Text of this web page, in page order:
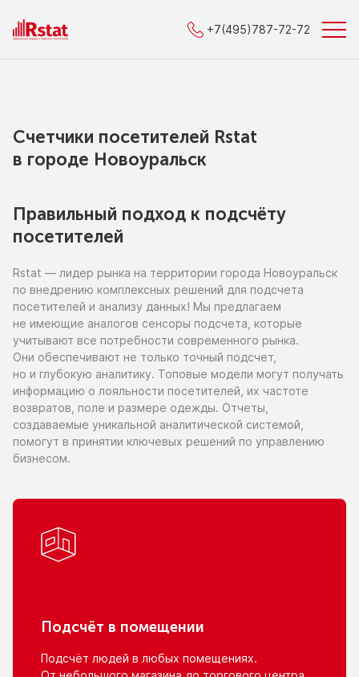
+7(495)787-72-72
Счетчики посетителей Rstat
в городe Новоуральск
Правильный подход к подсчёту
посетителей
Rstat — лидер рынка на территории города Новоуральск
по внедрению комплексных решений для подсчета
посетителей и анализу данных! Мы предлагаем
не имеющие аналогов сенсоры подсчета, которые
учитывают все потребности современного рынка.
Они обеспечивают не только точный подсчет,
но и глубокую аналитику. Топовые модели могут получать
информацию о лояльности посетителей, их частоте
возвратов, поле и размере одежды. Отчеты,
создаваемые уникальной аналитической системой,
помогут в принятии ключевых решений по управлению
бизнесом.
Подсчёт в помещении
Подсчёт людей в любых помещениях.